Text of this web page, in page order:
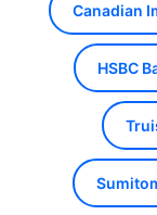
Canadian
HSBC